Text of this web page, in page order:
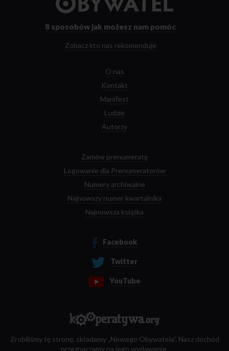
strony
8 sposobów jak możesz nam pomóc
Zobacz kto nas rekomenduje
O nas
Kontakt
Manifest
Ludzie
Autorzy
Zamów prenumeratę
Logowanie dla Prenumeratorów
Numery archiwalne
Najnowszy numer kwartalnika
Najnowsza książka
Facebook
Twitter
YouTube
Zrobiliśmy tę stronę, składamy „Nowego Obywatela”. Nasz dochód
przeznaczamy na jego wydawanie.